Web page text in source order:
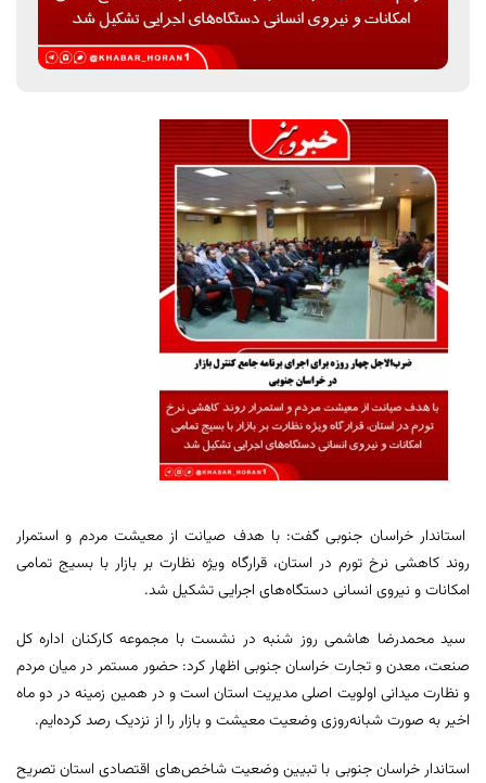
استاندار خراسان جنوبی گفت: با هدف صیانت از معیشت مردم و استمرار
روند کاهشی نرخ تورم در استان، قرارگاه ویژه نظارت بر بازار با بسیج تمامی
امکانات و نیروی انسانی دستگاه‌های اجرایی تشکیل شد.
سید محمدرضا هاشمی روز شنبه در نشست با مجموعه کارکنان اداره کل
صنعت، معدن و تجارت خراسان جنوبی اظهار کرد: حضور مستمر در میان مردم
و نظارت میدانی اولویت اصلی مدیریت استان است و در همین زمینه در دو ماه
اخیر به صورت شبانه‌روزی وضعیت معیشت و بازار را از نزدیک رصد کرده‌ایم.
استاندار خراسان جنوبی با تبیین وضعیت شاخص‌های اقتصادی استان تصریح